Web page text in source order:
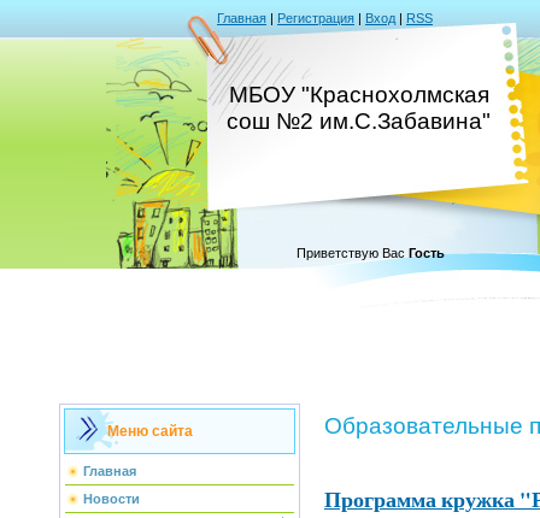
Главная | Регистрация | Вход | RSS
МБОУ "Краснохолмская
сош №2 им.С.Забавина"
Приветствую Вас Гость
Меню сайта
Главная
Новости
Образовательные
Программа кружка